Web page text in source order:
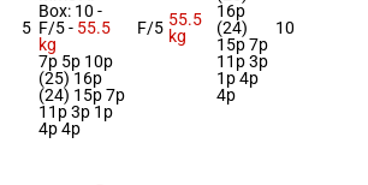
5
Box: 10 -
F/5 - 55.5
kg
7p 5p 10p
(25) 16p
(24) 15p 7p
11p 3p 1p
4p 4p
F/5 55.5
kg
16p
(24)
15p 7p
11p 3p
1p 4p
4p
10